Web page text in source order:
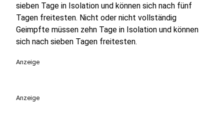
sieben Tage in Isolation und können sich nach fünf
Tagen freitesten. Nicht oder nicht vollständig
Geimpfte müssen zehn Tage in Isolation und können
sich nach sieben Tagen freitesten.
Anzeige
Anzeige